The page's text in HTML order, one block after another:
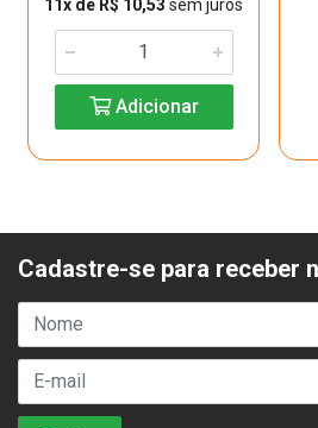
11x de R$ 10,53 sem juros
Adicionar
Cadastre-se para receber